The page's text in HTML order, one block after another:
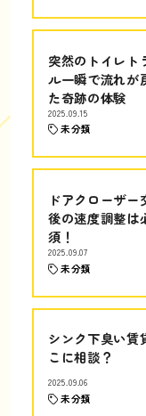
突然のトイレト
ル一瞬で流れが
た奇跡の体験
2025.09.15
未分類
ドアクローザー
後の速度調整は
須！
2025.09.07
未分類
シンク下臭い賃
こに相談？
2025.09.06
未分類